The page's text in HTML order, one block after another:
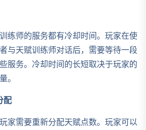
练师的服务都有冷却时间。玩家在使
与天赋训练师对话后，需要等待一段
服务。冷却时间的长短取决于玩家的
。
配
家需要重新分配天赋点数。玩家可以